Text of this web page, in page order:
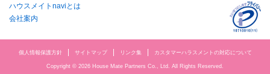
ハウスメイトnaviとは
会社案内
個人情報保護方針 サイトマップ リンク集 カスタマーハラスメントの対応について
Copyright © 2026 House Mate Partners Co., Ltd. All Rights Reserved.